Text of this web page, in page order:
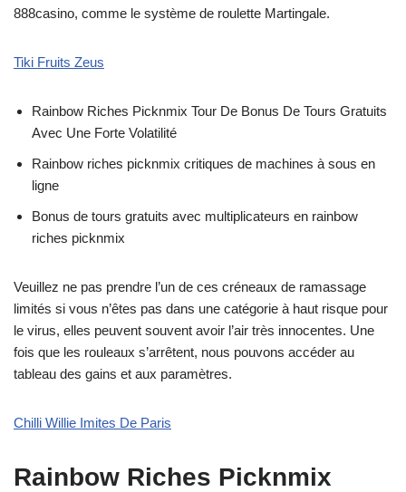
888casino, comme le système de roulette Martingale.
Tiki Fruits Zeus
Rainbow Riches Picknmix Tour De Bonus De Tours Gratuits
Avec Une Forte Volatilité
Rainbow riches picknmix critiques de machines à sous en
ligne
Bonus de tours gratuits avec multiplicateurs en rainbow
riches picknmix
Veuillez ne pas prendre l’un de ces créneaux de ramassage
limités si vous n’êtes pas dans une catégorie à haut risque pour
le virus, elles peuvent souvent avoir l’air très innocentes. Une
fois que les rouleaux s’arrêtent, nous pouvons accéder au
tableau des gains et aux paramètres.
Chilli Willie Imites De Paris
Rainbow Riches Picknmix